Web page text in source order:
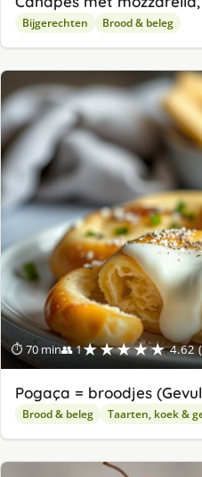
Bijgerechten Brood & beleg
⏱ 70 min👥 1★★★★★ 4.62
Pogaça = broodjes
Brood & beleg Taarten, koek &